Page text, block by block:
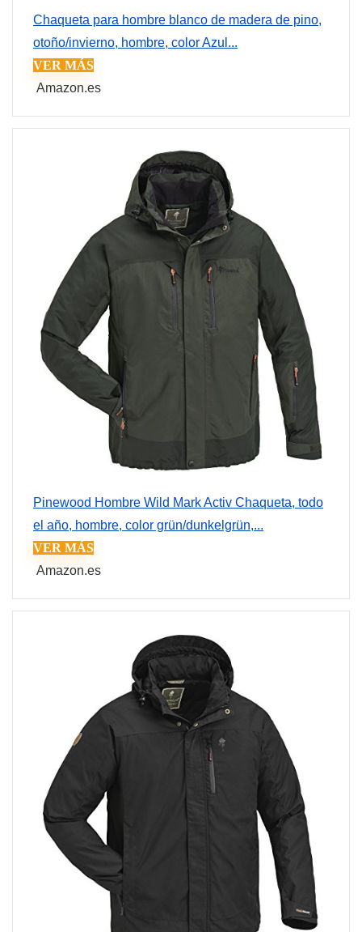
Chaqueta para hombre blanco de madera de pino,
otoño/invierno, hombre, color Azul...
VER MÁS
Amazon.es
Pinewood Hombre Wild Mark Activ Chaqueta, todo
el año, hombre, color grün/dunkelgrün,...
VER MÁS
Amazon.es